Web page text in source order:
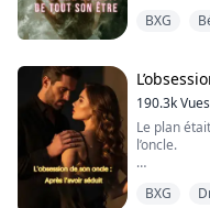
jamais
déduire
BXG
190.3kVues
Le plan
l’oncle.
essayé de
BXG